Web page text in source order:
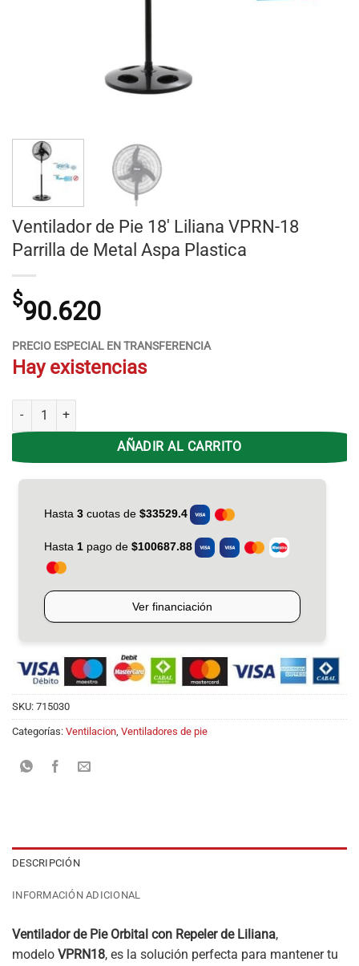
Ventilador de Pie 18′ Liliana VPRN-18
Parrilla de Metal Aspa Plastica
$90.620
PRECIO ESPECIAL EN TRANSFERENCIA
Hay existencias
Ventilador de Pie 18' Liliana VPRN-18 Parrilla de Metal Aspa Plastica
AÑADIR AL CARRITO
SKU: 715030
Categorías: Ventilacion, Ventiladores de pie
DESCRIPCIÓN
INFORMACIÓN ADICIONAL
Ventilador de Pie Orbital con Repeler de Liliana,
modelo VPRN18, es la solución perfecta para mantener tu